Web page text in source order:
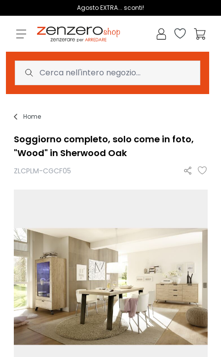
Agosto EXTRA... sconti!
Lista dei
Home
Soggiorno completo, solo come in foto,
"Wood" in Sherwood Oak
ZLCPLM-CGCF05